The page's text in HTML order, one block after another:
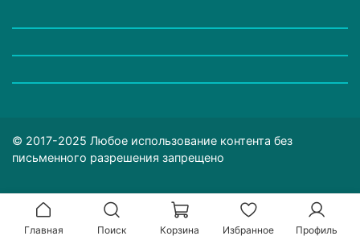
© 2017-2025 Любое использование контента без
письменного разрешения запрещено
Главная Поиск Корзина Избранное Профиль